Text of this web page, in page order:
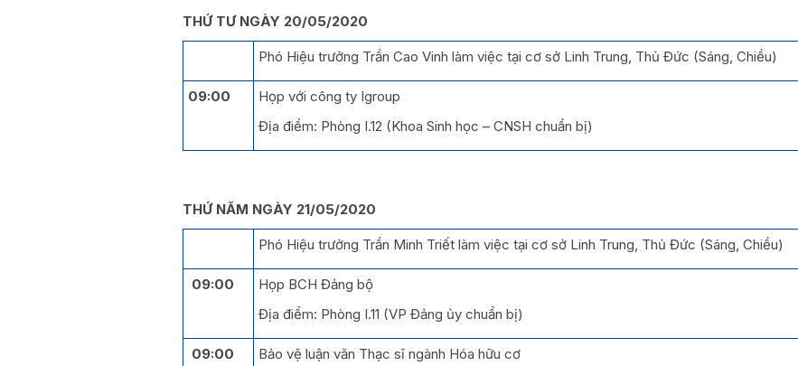
THỨ TƯ NGÀY 20/05/2020
Phó Hiệu trưởng Trần Cao Vinh làm việc tại cơ sở Linh Trung, Thủ Đức (Sáng, Chiều)
09:00
Họp với công ty Igroup
Địa điểm: Phòng I.12 (Khoa Sinh học – CNSH chuẩn bị)
THỨ NĂM NGÀY 21/05/2020
Phó Hiệu trưởng Trần Minh Triết làm việc tại cơ sở Linh Trung, Thủ Đức (Sáng, Chiều)
09:00
Họp BCH Đảng bộ
Địa điểm: Phòng I.11 (VP Đảng ủy chuẩn bị)
09:00
Bảo vệ luận văn Thạc sĩ ngành Hóa hữu cơ